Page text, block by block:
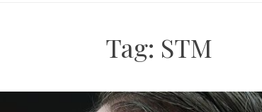
Tag: STM